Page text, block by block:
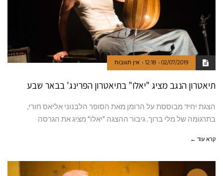
02/07/2019
12:18 אין תגובות
תיאטרון הנגב מציג "יאלו" בתיאטרון הפרינג' בבאר שבע
הצגת יחיד מבוססת על הרומן מאת הסופר הלבנוני אליאס חורי,
בתרגומה של מלי ברוך. גיבור ההצגה "יאלו" מציג את הגרסה
קרא עוד ←